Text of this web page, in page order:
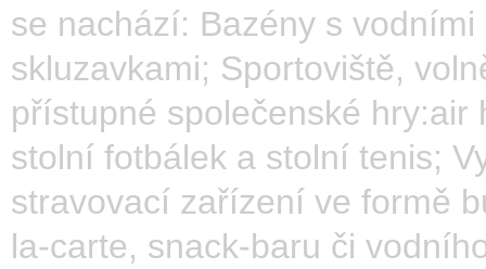
se nachází: Bazény s vodními
skluzavkami; Sportoviště,
přístupné společenské hry:air
stolní fotbálek a stolní tenis;
stravovací zařízení ve formě
la-carte, snack-baru či